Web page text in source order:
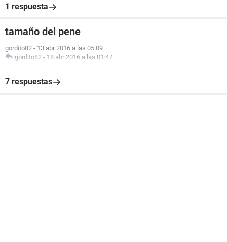
1 respuesta
tamaño del pene
gordito82 - 13 abr 2016 a las 05:09
gordito82 - 18 abr 2016 a las 01:47
7 respuestas